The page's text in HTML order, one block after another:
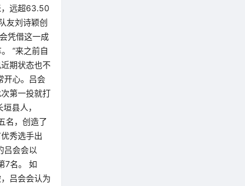
，远超63.50
友刘诗颖创
凭借这一成
“来之前自
期状态也不
开心。吕会
第一投就打
县人，
名，创造了
秀选手出
吕会会以
7名。 如
吕会会认为